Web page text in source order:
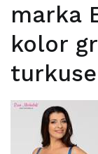
marka
kolor